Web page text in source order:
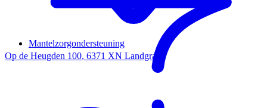
Mantelzorgondersteuning
Op de Heugden 100, 6371 XN Landgraaf